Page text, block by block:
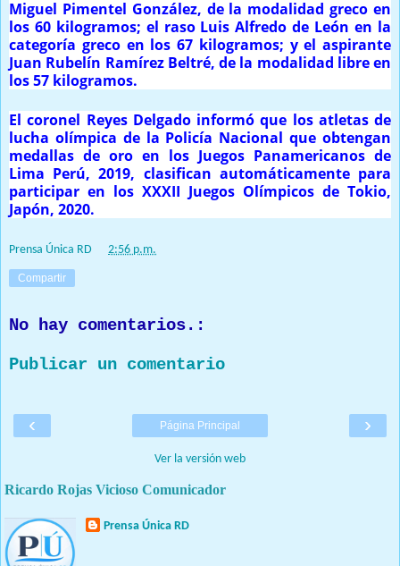
Miguel Pimentel González, de la modalidad greco en
los 60 kilogramos; el raso Luis Alfredo de León en la
categoría greco en los 67 kilogramos; y el aspirante
Juan Rubelín Ramírez Beltré, de la modalidad libre en
los 57 kilogramos.
El coronel Reyes Delgado informó que los atletas de
lucha olímpica de la Policía Nacional que obtengan
medallas de oro en los Juegos Panamericanos de
Lima Perú, 2019, clasifican automáticamente para
participar en los XXXII Juegos Olímpicos de Tokio,
Japón, 2020.
Prensa Única RD 2:56 p.m.
Compartir
No hay comentarios.:
Publicar un comentario
‹ ›
Página Principal
Ver la versión web
Ricardo Rojas Vicioso Comunicador
Prensa Única RD